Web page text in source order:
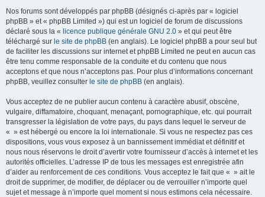
Nos forums sont développés par phpBB (désignés ci-après par « logiciel
phpBB » et « phpBB Limited ») qui est un logiciel de forum de discussions
déclaré sous la « licence publique générale GNU 2.0 » et qui peut être
téléchargé sur le site de phpBB (en anglais). Le logiciel phpBB a pour seul but
de faciliter les discussions sur internet et phpBB Limited ne peut en aucun cas
être tenu comme responsable de la conduite et du contenu que nous
acceptons et que nous n’acceptons pas. Pour plus d’informations concernant
phpBB, veuillez consulter le site de phpBB (en anglais).
Vous acceptez de ne publier aucun contenu à caractère abusif, obscène,
vulgaire, diffamatoire, choquant, menaçant, pornographique, etc. qui pourrait
transgresser la législation de votre pays, du pays dans lequel le serveur de
« » est hébergé ou encore la loi internationale. Si vous ne respectez pas ces
dispositions, vous vous exposez à un bannissement immédiat et définitif et
nous nous réservons le droit d’avertir votre fournisseur d’accès à internet et les
autorités officielles. L’adresse IP de tous les messages est enregistrée afin
d’aider au renforcement de ces conditions. Vous acceptez le fait que « » ait le
droit de supprimer, de modifier, de déplacer ou de verrouiller n’importe quel
sujet et message à n’importe quel moment si nous estimons cela nécessaire.